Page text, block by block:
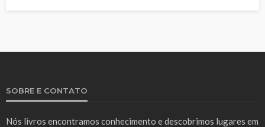
SOBRE E CONTATO
Nós livros encontramos conhecimento e descobrimos lugares em